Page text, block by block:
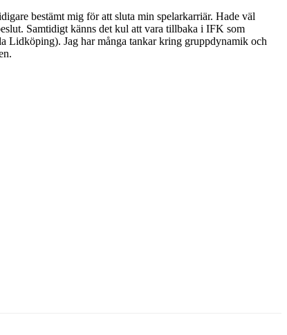
bestämt mig för att sluta min spelarkarriär. Hade väl
Samtidigt känns det kul att vara tillbaka i IFK som
Lidköping). Jag har många tankar kring gruppdynamik och